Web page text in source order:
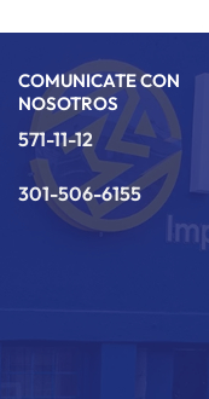
COMUNICATE CON
NOSOTROS
571-11-12
301-506-6155